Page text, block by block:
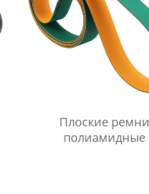
Плоские ремни
полиамидные